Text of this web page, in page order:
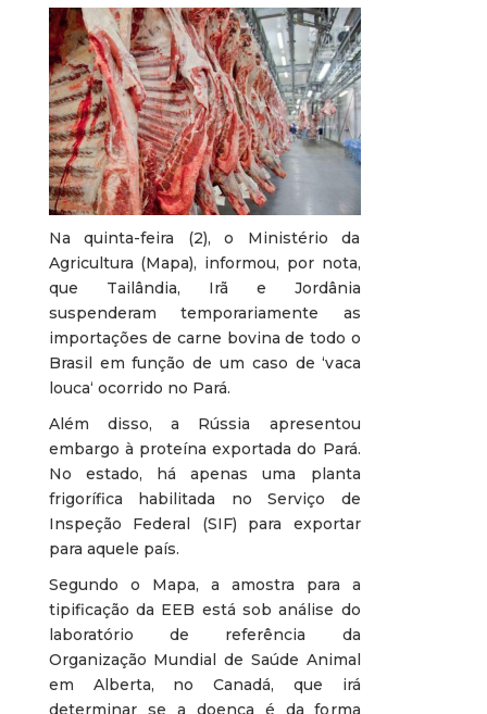
Na quinta-feira (2), o Ministério da
Agricultura (Mapa), informou, por nota,
que Tailândia, Irã e Jordânia
suspenderam temporariamente as
importações de carne bovina de todo o
Brasil em função de um caso de ‘vaca
louca‘ ocorrido no Pará.
Além disso, a Rússia apresentou
embargo à proteína exportada do Pará.
No estado, há apenas uma planta
frigorífica habilitada no Serviço de
Inspeção Federal (SIF) para exportar
para aquele país.
Segundo o Mapa, a amostra para a
tipificação da EEB está sob análise do
laboratório de referência da
Organização Mundial de Saúde Animal
em Alberta, no Canadá, que irá
determinar se a doença é da forma